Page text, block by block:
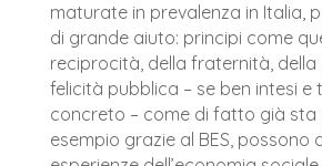
maturate in prevalenza in Italia,
di grande aiuto: principi come
reciprocità, della fraternità,
felicità pubblica – se ben intesi e
concreto – come di fatto già sta
esempio grazie al BES, possono